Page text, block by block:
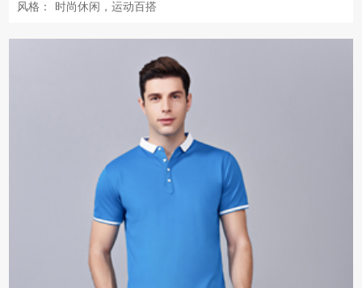
风格：
时尚休闲，运动百搭